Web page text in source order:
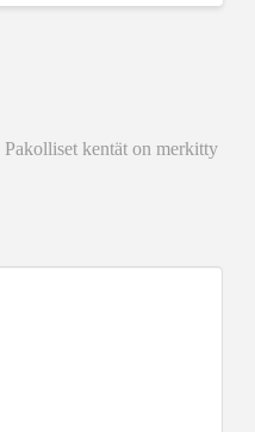
Pakolliset kentät on merkitty